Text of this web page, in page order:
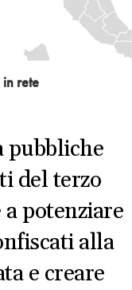
in rete
pubbliche
del terzo
potenziare
alla
e creare